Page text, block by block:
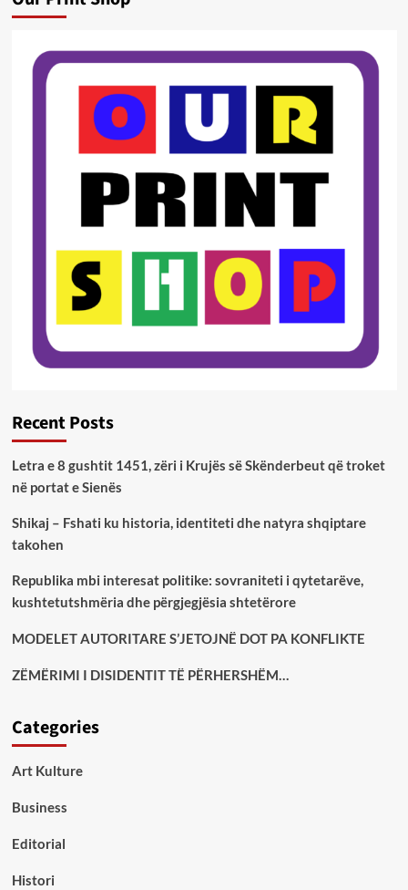
Recent Posts
Letra e 8 gushtit 1451, zëri i Krujës së Skënderbeut që troket
në portat e Sienës
Shikaj – Fshati ku historia, identiteti dhe natyra shqiptare
takohen
Republika mbi interesat politike: sovraniteti i qytetarëve,
kushtetutshmëria dhe përgjegjësia shtetërore
MODELET AUTORITARE S’JETOJNË DOT PA KONFLIKTE
ZËMËRIMI I DISIDENTIT TË PËRHERSHËM…
Categories
Art Kulture
Business
Editorial
Histori